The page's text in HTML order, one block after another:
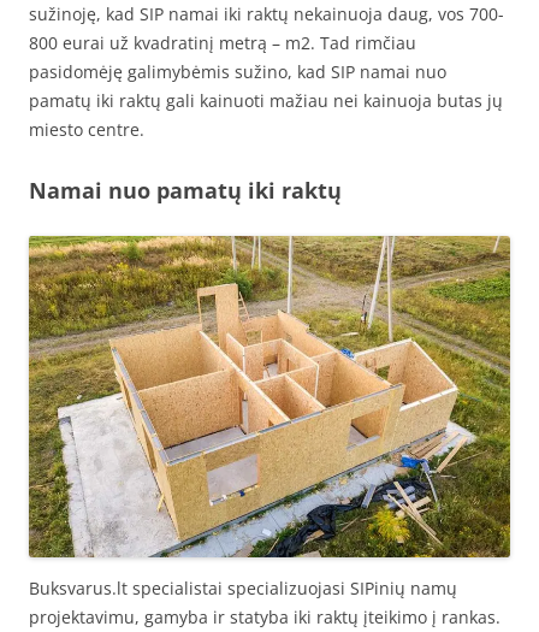
sužinoję, kad SIP namai iki raktų nekainuoja daug, vos 700-
800 eurai už kvadratinį metrą – m2. Tad rimčiau
pasidomėję galimybėmis sužino, kad SIP namai nuo
pamatų iki raktų gali kainuoti mažiau nei kainuoja butas jų
miesto centre.
Namai nuo pamatų iki raktų
Buksvarus.lt specialistai specializuojasi SIPinių namų
projektavimu, gamyba ir statyba iki raktų įteikimo į rankas.